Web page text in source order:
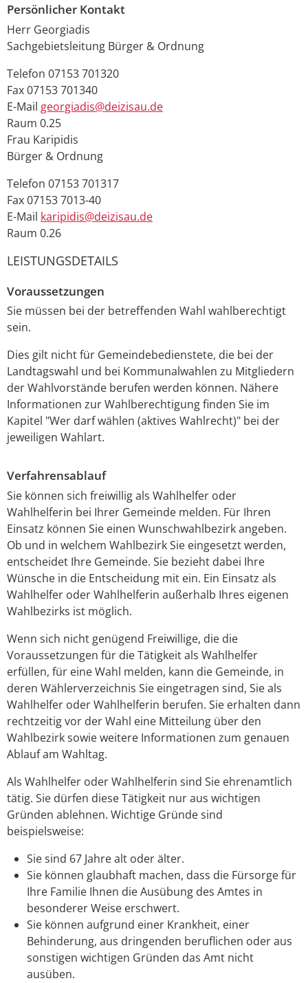
Persönlicher Kontakt
Herr Georgiadis
Sachgebietsleitung Bürger & Ordnung
Telefon 07153 701320
Fax07153 701340
E-Mail georgiadis@deizisau.de
Raum 0.25
Frau Karipidis
Bürger & Ordnung
Telefon 07153 701317
Fax07153 7013-40
E-Mail karipidis@deizisau.de
Raum 0.26
LEISTUNGSDETAILS
Voraussetzungen
Sie müssen bei der betreffenden Wahl wahlberechtigt
sein.
Dies gilt nicht für Gemeindebedienstete, die bei der
Landtagswahl und bei Kommunalwahlen zu Mitgliedern
der Wahlvorstände berufen werden können. Nähere
Informationen zur Wahlberechtigung finden Sie im
Kapitel "Wer darf wählen (aktives Wahlrecht)" bei der
jeweiligen Wahlart.
Verfahrensablauf
Sie können sich freiwillig als Wahlhelfer oder
Wahlhelferin bei Ihrer Gemeinde melden. Für Ihren
Einsatz können Sie einen Wunschwahlbezirk angeben.
Ob und in welchem Wahlbezirk Sie eingesetzt werden,
entscheidet Ihre Gemeinde. Sie bezieht dabei Ihre
Wünsche in die Entscheidung mit ein. Ein Einsatz als
Wahlhelfer oder Wahlhelferin außerhalb Ihres eigenen
Wahlbezirks ist möglich.
Wenn sich nicht genügend Freiwillige, die die
Voraussetzungen für die Tätigkeit als Wahlhelfer
erfüllen, für eine Wahl melden, kann die Gemeinde, in
deren Wählerverzeichnis Sie eingetragen sind, Sie als
Wahlhelfer oder Wahlhelferin berufen. Sie erhalten dann
rechtzeitig vor der Wahl eine Mitteilung über den
Wahlbezirk sowie weitere Informationen zum genauen
Ablauf am Wahltag.
Als Wahlhelfer oder Wahlhelferin sind Sie ehrenamtlich
tätig. Sie dürfen diese Tätigkeit nur aus wichtigen
Gründen ablehnen. Wichtige Gründe sind
beispielsweise:
Sie sind 67 Jahre alt oder älter.
Sie können glaubhaft machen, dass die Fürsorge für
Ihre Familie Ihnen die Ausübung des Amtes in
besonderer Weise erschwert.
Sie können aufgrund einer Krankheit, einer
Behinderung, aus dringenden beruflichen oder aus
sonstigen wichtigen Gründen das Amt nicht
ausüben.